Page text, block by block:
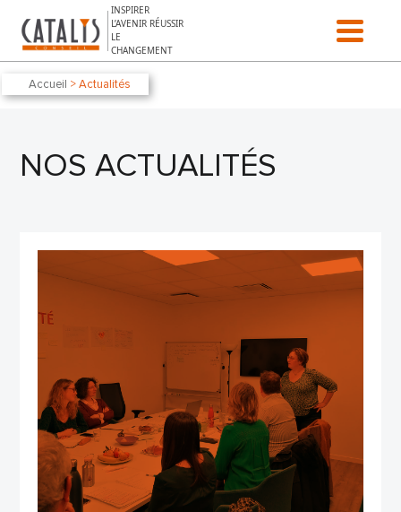
INSPIRER
L’AVENIR RÉUSSIR
LE
CHANGEMENT
Accueil > Actualités
NOS ACTUALITÉS